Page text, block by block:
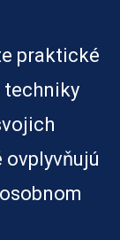
praktické
techniky